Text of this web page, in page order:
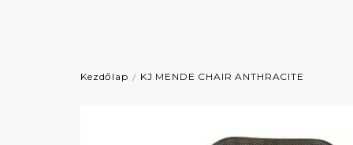
Kezdőlap KJ MENDE CHAIR ANTHRACITE